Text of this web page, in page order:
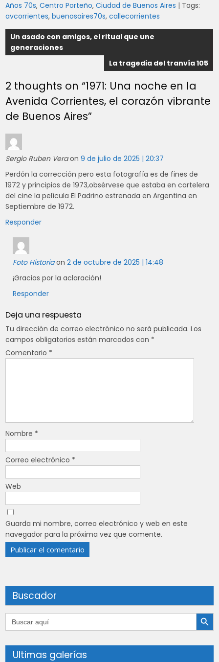
Años 70s,Centro Porteño,Ciudad de Buenos Aires | Tags:
avcorrientes,buenosaires70s,callecorrientes
Navegación
de
Un asado con amigos, el ritual que une
generaciones
La tragedia del tranvía 105
2 thoughts on “1971: Una noche en la
Avenida Corrientes, el corazón vibrante
de Buenos Aires”
Sergio Ruben Veraon9 de julio de 2025 | 20:37
Perdón la corrección pero esta fotografía es de fines de
1972 y principios de 1973,obsérvese que estaba en cartelera
del cine la película El Padrino estrenada en Argentina en
Septiembre de 1972.
Responder
Foto Historiaon2 de octubre de 2025 | 14:48
¡Gracias por la aclaración!
Responder
Deja una respuesta
Tu dirección de correo electrónico no será publicada. Los
campos obligatorios están marcados con *
Comentario *
Nombre *
Correo electrónico *
Web
Guarda mi nombre, correo electrónico y web en este
navegador para la próxima vez que comente.
Buscador
Buscar: Botón de
Ultimas galerías